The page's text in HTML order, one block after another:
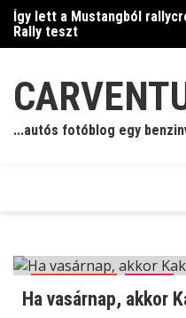
Skip
content
Így lett a Mustangból
Rally teszt
...autós fotóblog egy
Autósport Blog
Ha vasárnap, akkor